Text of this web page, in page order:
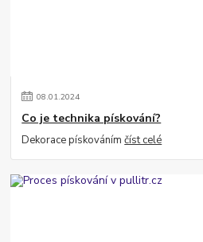
08.01.2024
Co je technika pískování?
Dekorace pískovánímčíst celé